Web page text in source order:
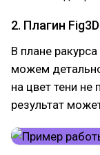
2. Плагин Fig3D
В плане
можем
на цвет тени не
результат